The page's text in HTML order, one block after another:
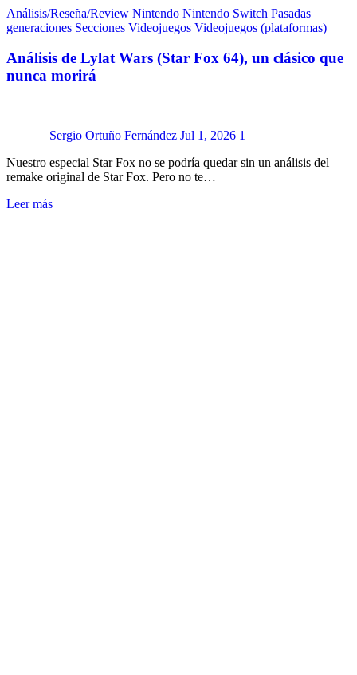
Análisis/Reseña/Review Nintendo Nintendo Switch Pasadas
generaciones Secciones Videojuegos Videojuegos (plataformas)
Análisis de Lylat Wars (Star Fox 64), un clásico que
nunca morirá
Sergio Ortuño Fernández Jul 1, 2026 1
Nuestro especial Star Fox no se podría quedar sin un análisis del
remake original de Star Fox. Pero no te…
Leer más